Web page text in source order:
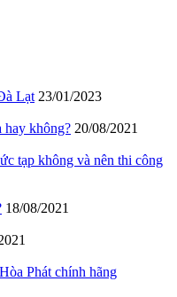
Lạt 23/01/2023
hay không? 20/08/2021
tạp không và nên thi công
18/08/2021
Phát chính hãng